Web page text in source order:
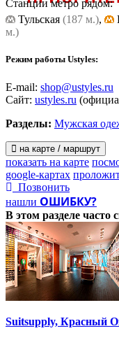
Станции метро рядом:
Тульская (187 м.),
м.)
Режим работы Ustyles:
E-mail: shop@ustyles.ru
Сайт: ustyles.ru
Разделы: Мужская
на карте / маршрут
показать на карте
google-картах
Позвонить
нашли ОШИБКУ?
В этом разделе часто
Suitsupply, Красный